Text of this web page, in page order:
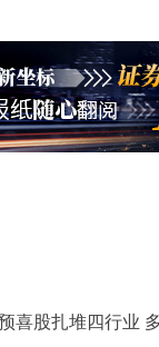
喜股扎堆四行业